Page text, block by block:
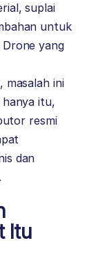
suplai
untuk
yang
masalah ini
itu,
resmi
dan
Itu